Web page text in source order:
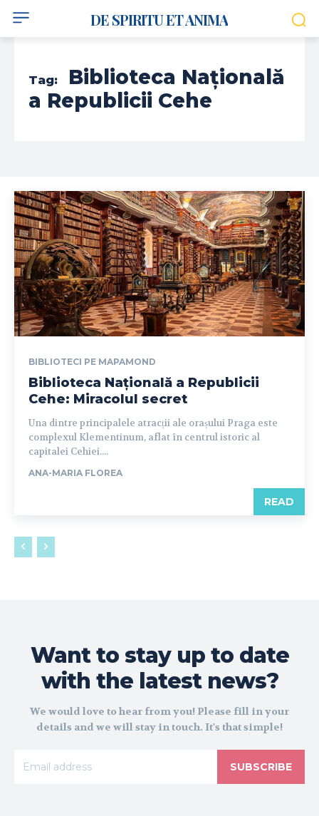
DE SPIRITU ET ANIMA
Tag:
Biblioteca Națională
a Republicii Cehe
BIBLIOTECI PE MAPAMOND
Biblioteca Națională a Republicii
Cehe: Miracolul secret
Una dintre principalele atracții ale orașului Praga este
complexul Klementinum, aflat în centrul istoric al
capitalei Cehiei....
ANA-MARIA FLOREA
READ
Want to stay up to date
with the latest news?
We would love to hear from you! Please fill in your
details and we will stay in touch. It's that simple!
SUBSCRIBE